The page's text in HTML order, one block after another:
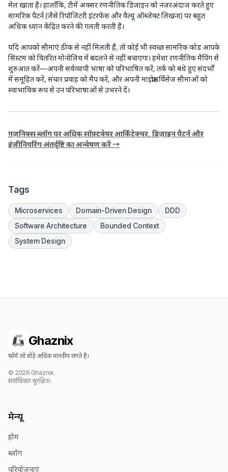
मेल खाता है। हालाँकि, टीमें अक्सर रणनीतिक डिजाइन को नजरअंदाज करते हुए
सामरिक पैटर्न (जैसे रिपॉजिटरी इंटरफेस और वैल्यू ऑब्जेक्ट लिखना) पर बहुत
अधिक ध्यान केंद्रित करने की गलती करती हैं।
यदि आपको सीमाएं ठीक से नहीं मिलती हैं, तो कोई भी स्वच्छ सामरिक कोड आपके
सिस्टम को वितरित मोनोलिथ में बदलने से नहीं बचाएगा। हमेशा रणनीतिक मैपिंग से
शुरुआत करें—अपनी सर्वव्यापी भाषा को परिभाषित करें, तर्क को बंधे हुए संदर्भों
में समूहित करें, संचार प्रवाह को मैप करें, और अपनी माइक्रोसर्विसेज सीमाओं को
स्वाभाविक रूप से उन परिभाषाओं से उभरने दें।
ग़ज़निक्स ब्लॉग पर अधिक सॉफ़्टवेयर आर्किटेक्चर, डिज़ाइन पैटर्न और
इंजीनियरिंग अंतर्दृष्टि का अन्वेषण करें →
Tags
Microservices Domain-Driven Design
DDD
Software Architecture
Bounded Context
System Design
Ghaznix
फ़ॉर्म जो थोड़े अधिक मानवीय लगते हैं।
© 2026 Ghaznix.
सर्वाधिकार सुरक्षित।
मेन्यू
होम
ब्लॉग
परियोजनाएं